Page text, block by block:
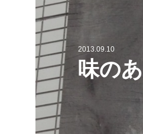
2013.09.10
味の